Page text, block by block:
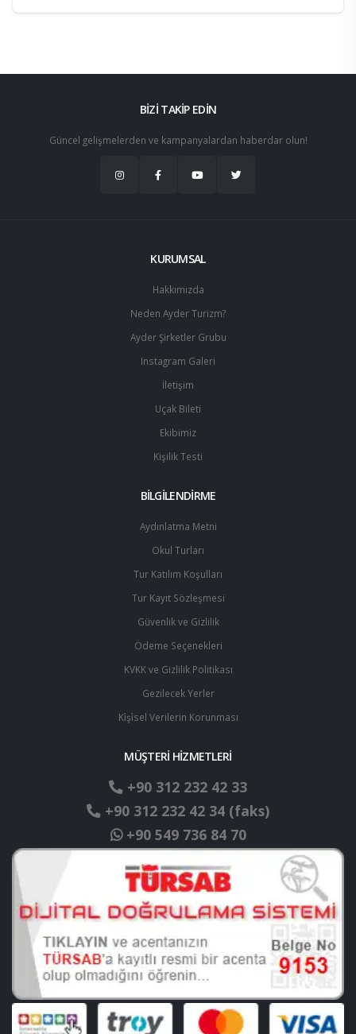
BİZİ TAKİP EDİN
Güncel gelişmelerden ve kampanyalardan haberdar olun!
KURUMSAL
Hakkımızda
Neden Ayder Turizm?
Ayder Şirketler Grubu
Instagram Galeri
İletişim
Uçak Bileti
Ekibimiz
Kişilik Testi
BİLGİLENDİRME
Aydınlatma Metni
Okul Turları
Tur Katılım Koşulları
Tur Kayıt Sözleşmesi
Güvenlik ve Gizlilik
Ödeme Seçenekleri
KVKK ve Gizlilik Politikası
Gezilecek Yerler
Ki̇şi̇sel Verilerin Korunması
MÜŞTERİ HİZMETLERİ
+90 312 232 42 33
+90 312 232 42 34 (faks)
+90 549 736 84 70